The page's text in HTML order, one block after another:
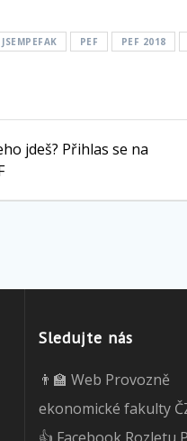
JSEMPEFAK PEF PEF 2018
jdeš? Přihlas se na
Sledujte nás
👨‍🏫 Web Provozně
ekonomické fakulty